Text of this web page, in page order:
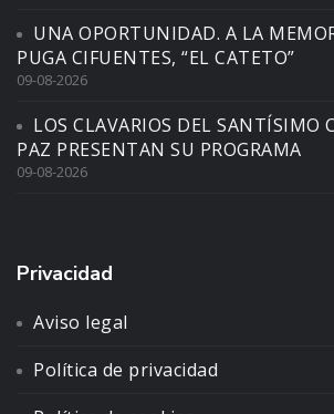
UNA OPORTUNIDAD. A LA
PUGA CIFUENTES, “EL CATETO”
09-08-2026
LOS CLAVARIOS DEL SANTÍSIMO
PAZ PRESENTAN SU PROGRAMA
09-08-2026
Privacidad
Aviso legal
Política de privacidad